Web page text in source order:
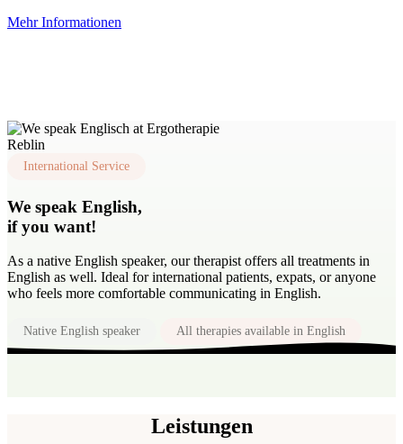
Mehr Informationen
International Service
We speak English,
if you want!
As a native English speaker, our therapist offers all treatments in
English as well. Ideal for international patients, expats, or anyone
who feels more comfortable communicating in English.
Native English speaker All therapies available in English
Leistungen